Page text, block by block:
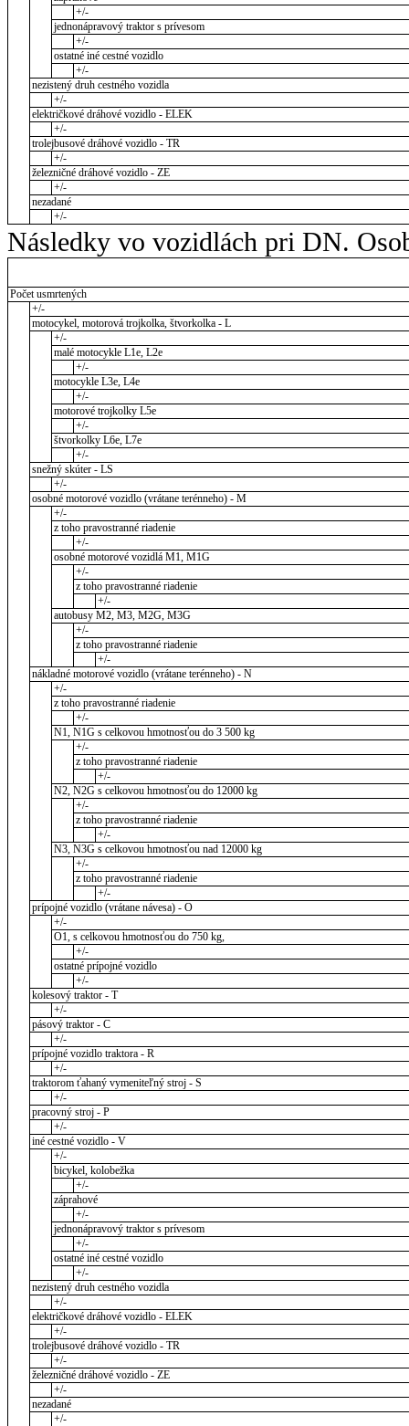
+/-
jednonápravový traktor s prívesom
+/-
ostatné iné cestné vozidlo
+/-
nezistený druh cestného vozidla
+/-
električkové dráhové vozidlo - ELEK
+/-
trolejbusové dráhové vozidlo - TR
+/-
železničné dráhové vozidlo - ZE
+/-
nezadané
+/-
Následky vo vozidlách pri DN.
Počet usmrtených
+/-
motocykel, motorová trojkolka, štvorkolka - L
+/-
malé motocykle L1e, L2e
+/-
motocykle L3e, L4e
+/-
motorové trojkolky L5e
+/-
štvorkolky L6e, L7e
+/-
snežný skúter - LS
+/-
osobné motorové vozidlo (vrátane terénneho) - M
+/-
z toho pravostranné riadenie
+/-
osobné motorové vozidlá M1, M1G
+/-
z toho pravostranné riadenie
+/-
autobusy M2, M3, M2G, M3G
+/-
z toho pravostranné riadenie
+/-
nákladné motorové vozidlo (vrátane terénneho) - N
+/-
z toho pravostranné riadenie
+/-
N1, N1G s celkovou hmotnosťou do 3 500 kg
+/-
z toho pravostranné riadenie
+/-
N2, N2G s celkovou hmotnosťou do 12000 kg
+/-
z toho pravostranné riadenie
+/-
N3, N3G s celkovou hmotnosťou nad 12000 kg
+/-
z toho pravostranné riadenie
+/-
prípojné vozidlo (vrátane návesa) - O
+/-
O1, s celkovou hmotnosťou do 750 kg,
+/-
ostatné prípojné vozidlo
+/-
kolesový traktor - T
+/-
pásový traktor - C
+/-
prípojné vozidlo traktora - R
+/-
traktorom ťahaný vymeniteľný stroj - S
+/-
pracovný stroj - P
+/-
iné cestné vozidlo - V
+/-
bicykel, kolobežka
+/-
záprahové
+/-
jednonápravový traktor s prívesom
+/-
ostatné iné cestné vozidlo
+/-
nezistený druh cestného vozidla
+/-
električkové dráhové vozidlo - ELEK
+/-
trolejbusové dráhové vozidlo - TR
+/-
železničné dráhové vozidlo - ZE
+/-
nezadané
+/-